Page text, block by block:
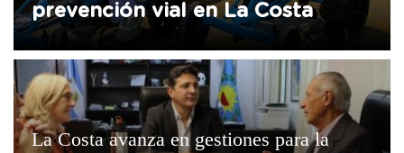
prevención vial en La Costa
La Costa avanza en gestiones para la